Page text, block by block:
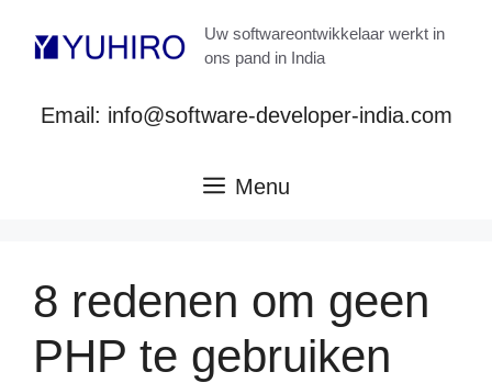
naar
Uw softwareontwikkelaar werkt in
ons pand in India
Email: info@software-developer-india.com
Menu
8 redenen om geen
PHP te gebruiken